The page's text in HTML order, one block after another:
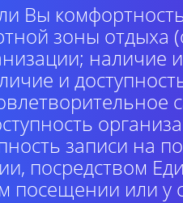
Вы
зоны отдыха
наличие
и
записи на
посредством
посещении или у